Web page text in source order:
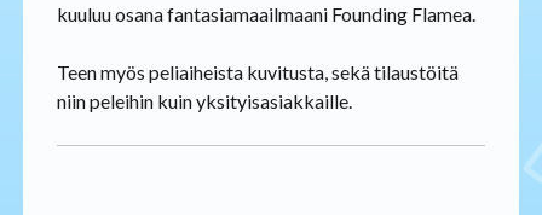
kuuluu osana fantasiamaailmaani Founding Flamea.
Teen myös peliaiheista kuvitusta, sekä tilaustöitä
niin peleihin kuin yksityisasiakkaille.